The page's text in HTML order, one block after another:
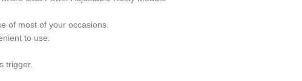
of most of your occasions.
to use.
trigger.